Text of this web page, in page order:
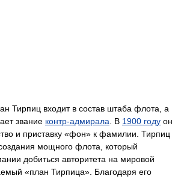
Тирпиц входит в состав штаба флота, а
звание контр-адмирала . В 1900 году он
и приставку «фон» к фамилии. Тирпиц
мощного флота, который
добиться авторитета на мировой
«план Тирпица». Благодаря его